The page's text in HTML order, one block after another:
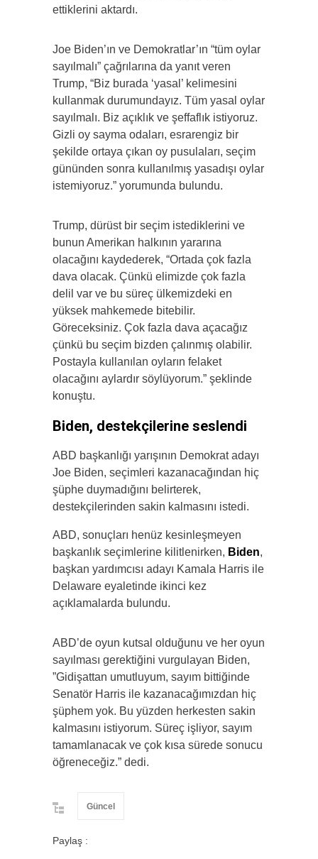
ettiklerini aktardı.
Joe Biden’ın ve Demokratlar’ın “tüm oylar
sayılmalı” çağrılarına da yanıt veren
Trump, “Biz burada ‘yasal’ kelimesini
kullanmak durumundayız. Tüm yasal oylar
sayılmalı. Biz açıklık ve şeffaflık istiyoruz.
Gizli oy sayma odaları, esrarengiz bir
şekilde ortaya çıkan oy pusulaları, seçim
gününden sonra kullanılmış yasadışı oylar
istemiyoruz.” yorumunda bulundu.
Trump, dürüst bir seçim istediklerini ve
bunun Amerikan halkının yararına
olacağını kaydederek, “Ortada çok fazla
dava olacak. Çünkü elimizde çok fazla
delil var ve bu süreç ülkemizdeki en
yüksek mahkemede bitebilir.
Göreceksiniz. Çok fazla dava açacağız
çünkü bu seçim bizden çalınmış olabilir.
Postayla kullanılan oyların felaket
olacağını aylardır söylüyorum.” şeklinde
konuştu.
Biden, destekçilerine seslendi
ABD başkanlığı yarışının Demokrat adayı
Joe Biden, seçimleri kazanacağından hiç
şüphe duymadığını belirterek,
destekçilerinden sakin kalmasını istedi.
ABD, sonuçları henüz kesinleşmeyen
başkanlık seçimlerine kilitlenirken, Biden,
başkan yardımcısı adayı Kamala Harris ile
Delaware eyaletinde ikinci kez
açıklamalarda bulundu.
ABD’de oyun kutsal olduğunu ve her oyun
sayılması gerektiğini vurgulayan Biden,
”Gidişattan umutluyum, sayım bittiğinde
Senatör Harris ile kazanacağımızdan hiç
şüphem yok. Bu yüzden herkesten sakin
kalmasını istiyorum. Süreç işliyor, sayım
tamamlanacak ve çok kısa sürede sonucu
öğreneceğiz.” dedi.
Güncel
Paylaş :